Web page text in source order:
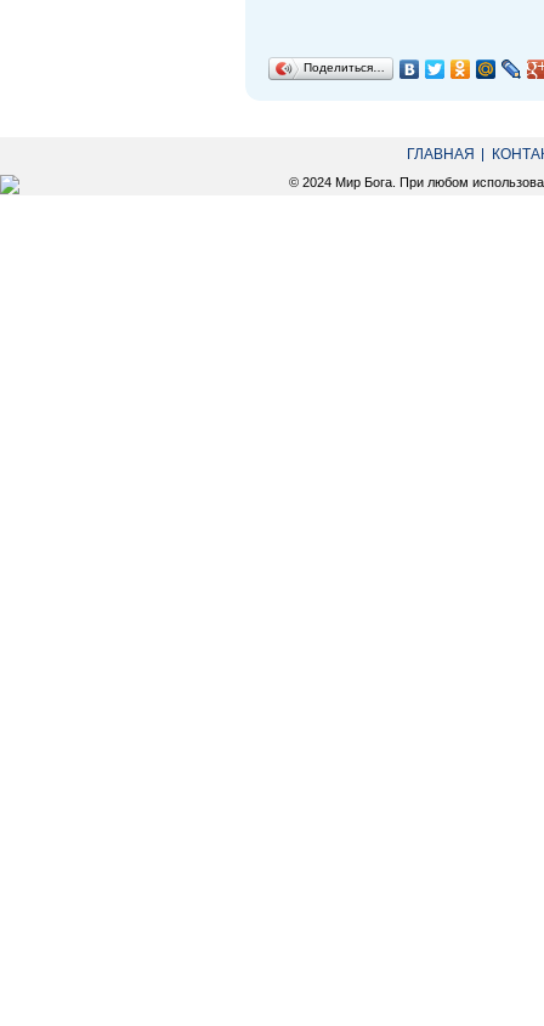
Поделиться…
ГЛАВНАЯ
© 2024 Мир Бога. При любом